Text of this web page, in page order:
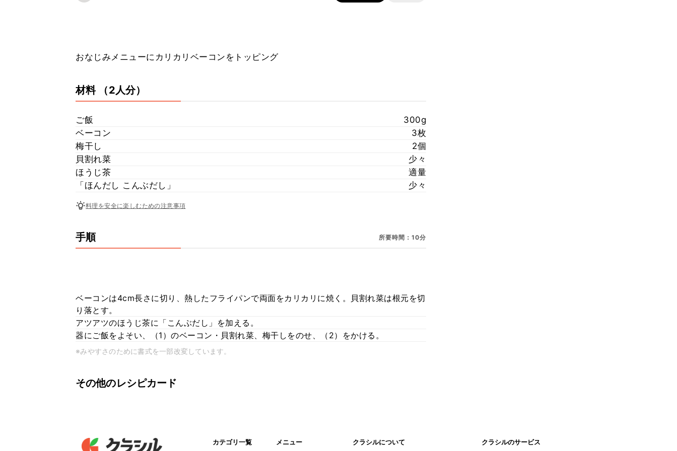
おなじみメニューにカリカリベーコンをトッピング
材料 （2人分）
ご飯
300g
ベーコン
3枚
梅干し
2個
貝割れ菜
少々
ほうじ茶
適量
「ほんだし こんぶだし」
少々
料理を安全に楽しむための注意事項
手順 所要時間：10分
ベーコンは4cm長さに切り、熱したフライパンで両面をカリカリに焼く。貝割れ菜は根元を切
り落とす。
アツアツのほうじ茶に「こんぶだし」を加える。
器にご飯をよそい、（1）のベーコン・貝割れ菜、梅干しをのせ、（2）をかける。
※みやすさのために書式を一部改変しています。
その他のレシピカード
カテゴリ一覧 メニュー クラシルについて クラシルのサービス